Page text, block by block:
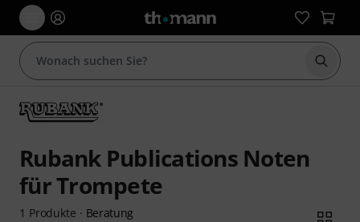
Suche
Rubank Publications Noten
für Trompete
1 Produkte · Beratung